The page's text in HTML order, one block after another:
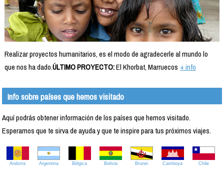
Realizar proyectos humanitarios, es el modo de agradecerle al mundo lo
que nos ha dado.ÚLTIMO PROYECTO:El Khorbat, Marruecos + info
Info sobre países que hemos visitado
Aquí podrás obtener información de los países que hemos visitado.
Esperamos que te sirva de ayuda y que te inspire para tus próximos viajes.
Andorra Argentina Bélgica Bolivia Brunei Camboya Chile